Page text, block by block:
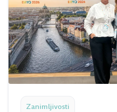
Zanimljivosti